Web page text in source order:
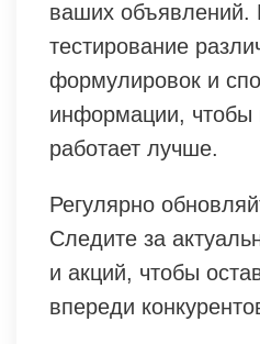
ваших объявлений.
тестирование
формулировок и
информации, чтобы
работает лучше.
Регулярно
Следите за
и акций, чтобы
впереди